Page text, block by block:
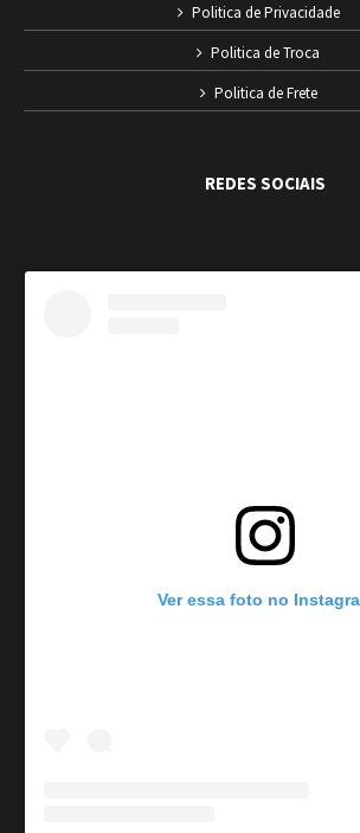
Politica de Privacidade
Politica de Troca
Politica de Frete
REDES SOCIAIS
Ver essa foto no